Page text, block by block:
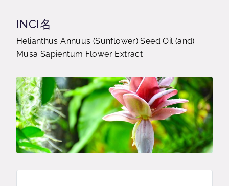
INCI名
Helianthus Annuus (Sunflower) Seed Oil (and)
Musa Sapientum Flower Extract